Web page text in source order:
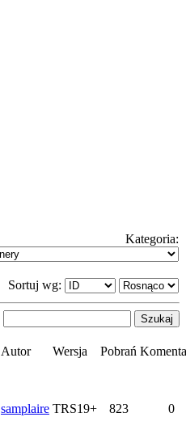
Kategoria:
Sortuj wg:
Autor Wersja Pobrań
samplaire TRS19+ 823 0